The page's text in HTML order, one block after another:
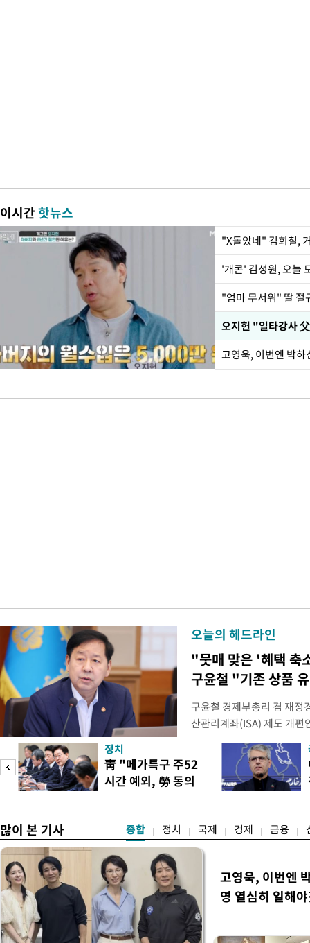
이시간핫뉴스
"X돌았네" 김희철,
'개콘' 김성원, 오늘
오늘의 헤드라인
"뭇매 맞은 '혜택 축
구윤철 "기존 상품
구윤철 경제부총리 겸 재
산관리계좌(ISA) 제도 개편
다"며 "국민 의견까지 수
토할 예정"이라고 밝혔다.
셜미디어(SNS) 엑스(X·옛
개편안은 지난 4일부터 오
정치
靑 "메가특구 주52
시간 예외, 勞 동의
많이 본 기사 종합 정치 국제 경제 금융
고영욱, 이번엔
영 열심히 일해